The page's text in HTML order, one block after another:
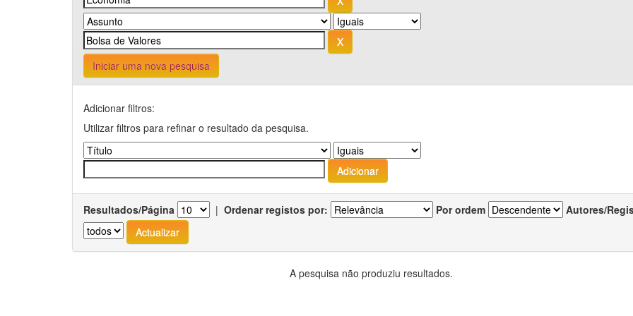
Iniciar uma nova pesquisa
Adicionar filtros:
Utilizar filtros para refinar o resultado da pesquisa.
Resultados/Página | Ordenar registos por: Por ordem Autores/
A pesquisa não produziu resultados.